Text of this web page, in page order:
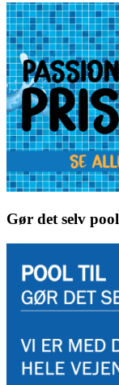
Gør det selv pool